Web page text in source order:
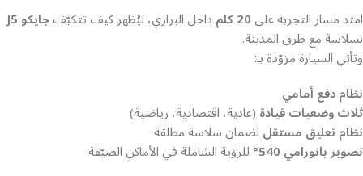
امتد مسار التجربة على20 كلم داخل البراري، ليُظهر كيف تتكيّفجايكو J5
بسلاسة مع طرق المدينة.
وتأتي السيارة مزوّدة بـ:
نظام دفع أمامي
ثلاث وضعيات قيادة(عادية، اقتصادية، رياضية)
نظام تعليق مستقللضمان سلاسة مطلقة
تصوير بانورامي 540° للرؤية الشاملة في الأماكن الضيّقة